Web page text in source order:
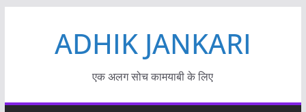
ADHIK JANKARI
एक अलग सोच कामयाबी के लिए